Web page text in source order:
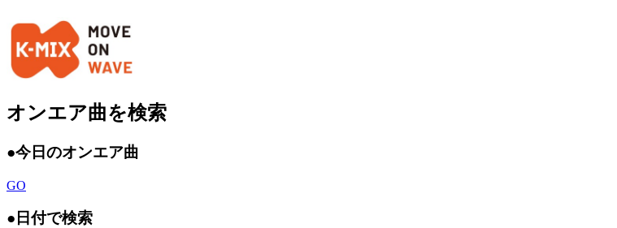
オンエア曲を検索
●今日のオンエア曲
GO
● 日付で検索